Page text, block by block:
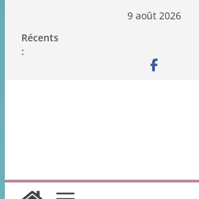
contenu
9 août 2026
Récents
: